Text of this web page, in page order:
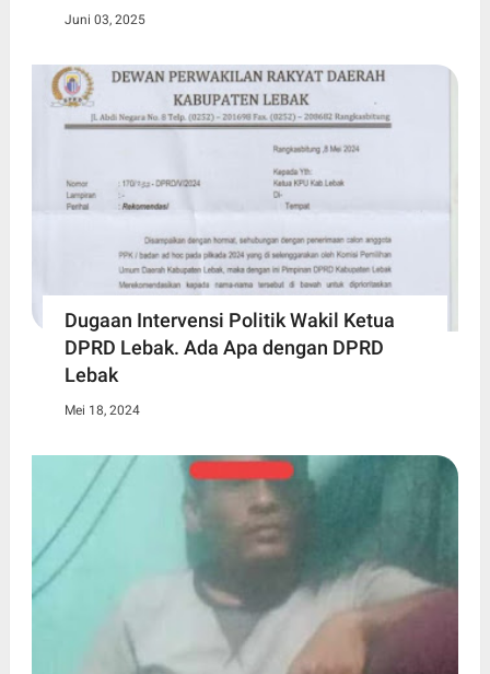
Juni 03, 2025
Dugaan Intervensi Politik Wakil Ketua
DPRD Lebak. Ada Apa dengan DPRD
Lebak
Mei 18, 2024